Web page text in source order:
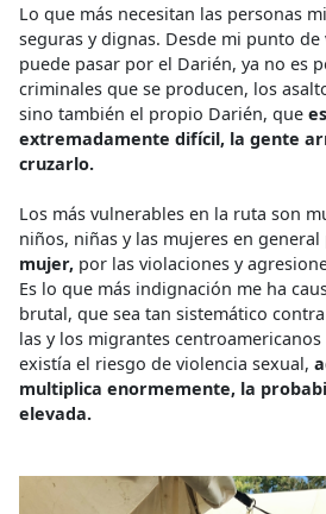
Lo que más necesitan las personas
seguras y dignas. Desde mi punto de
puede pasar por el Darién, ya no es
criminales que se producen, los
sino también el propio Darién, que
extremadamente difícil, la gente
cruzarlo.
Los más vulnerables en la ruta son
niños, niñas y las mujeres en general
mujer, por las violaciones y
Es lo que más indignación me ha
brutal, que sea tan sistemático
las y los migrantes
existía el riesgo de violencia sexual,
multiplica enormemente, la
elevada.